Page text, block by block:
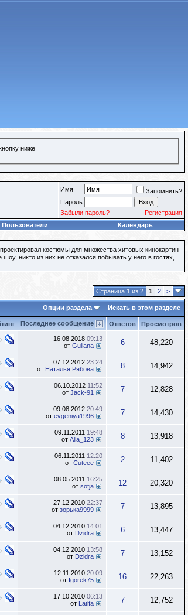
ниже
Имя
Запомнить?
Пароль
Забыли пароль?
Регистрация
Пользователи Календарь
костюмы для множества хитовых кинокартин
никто из них не отказался побывать у него в гостях,
Страница 1 из 2 1 2 >
Опции раздела Искать в этом разделе
Последнее сообщение Ответов Просмотров
16.08.2018 09:13
от Guliana 6 48,220
07.12.2012 23:24
от Наталья Рябова 8 14,942
06.10.2012 11:52
от Jack-91 7 12,828
09.08.2012 20:49
от evgeniya1996 7 14,430
09.11.2011 19:48
от Alla_123 8 13,918
06.11.2011 12:20
от Cuteee 2 11,402
08.05.2011 16:25
от sofja 12 20,320
27.12.2010 22:37
от зорька9999 7 13,895
04.12.2010 14:01
от Dzidra 6 13,447
04.12.2010 13:58
от Dzidra 7 13,152
12.11.2010 20:09
от Igorek75 16 22,263
17.10.2010 06:13
от Latifa 7 12,752